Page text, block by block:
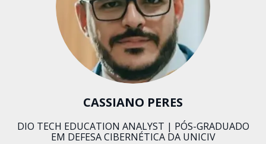
CASSIANO PERES
DIO TECH EDUCATION ANALYST | PÓS-GRADUADO
EM DEFESA CIBERNÉTICA DA UNICIV